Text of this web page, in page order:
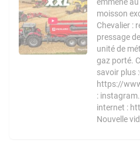
moisson
Chevalier :
pressage
unité de
gaz porté.
savoir plus
https://
:
internet :
Nouvelle